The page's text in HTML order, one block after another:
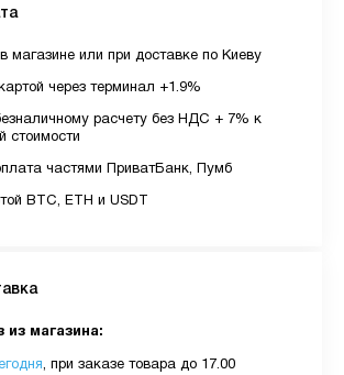
из магазина:
, при заказе товара до 17.00
магазине или при доставке по Киеву
через терминал +1.9%
расчету без НДС + 7% к
стоимости
частями ПриватБанк, Пумб
BTC, ETH и USDT